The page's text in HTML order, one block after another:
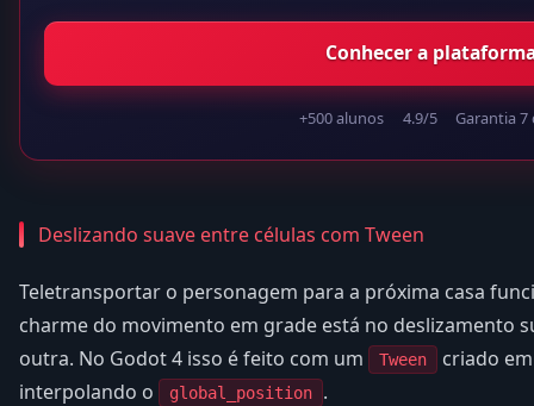
Conhecer a
+500 alunos 4.9/5 Garantia 7
Deslizando suave entre células com Tween
Teletransportar o personagem para a próxima casa
charme do movimento em grade está no deslizamento
outra. No Godot 4 isso é feito com um
Tween
criado
interpolando o
global_position .